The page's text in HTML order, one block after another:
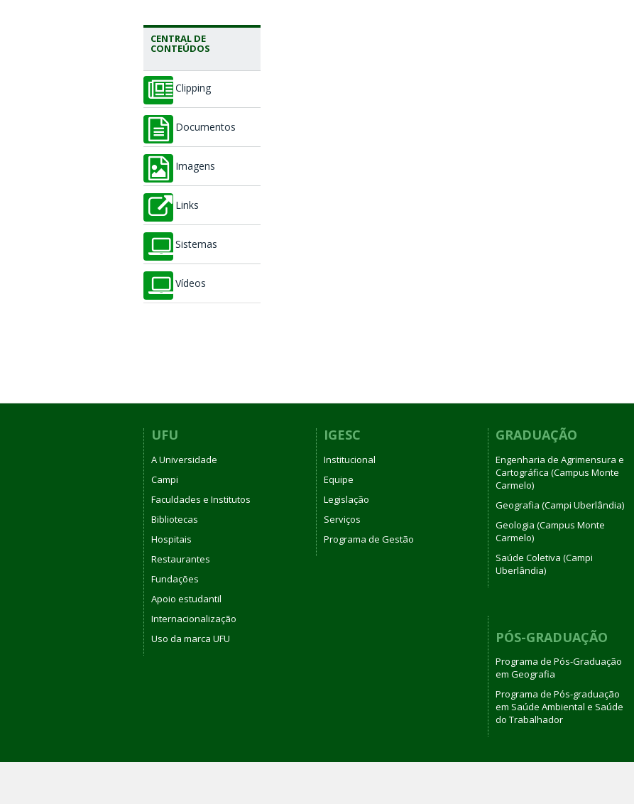
CENTRAL DE
CONTEÚDOS
Clipping
Documentos
Imagens
Links
Sistemas
Vídeos
UFU
A Universidade
Campi
Faculdades e Institutos
Bibliotecas
Hospitais
Restaurantes
Fundações
Apoio estudantil
Internacionalização
Uso da marca UFU
IGESC
Institucional
Equipe
Legislação
Serviços
Programa de Gestão
GRADUAÇÃO
Engenharia de Agrimensura e
Cartográfica (Campus Monte
Carmelo)
Geografia (Campi Uberlândia)
Geologia (Campus Monte
Carmelo)
Saúde Coletiva (Campi
Uberlândia)
PÓS-GRADUAÇÃO
Programa de Pós-Graduação
em Geografia
Programa de Pós-graduação
em Saúde Ambiental e Saúde
do Trabalhador